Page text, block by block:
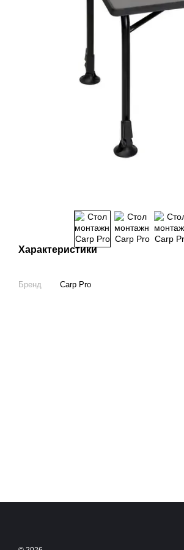
Характеристики
Бренд Carp Pro